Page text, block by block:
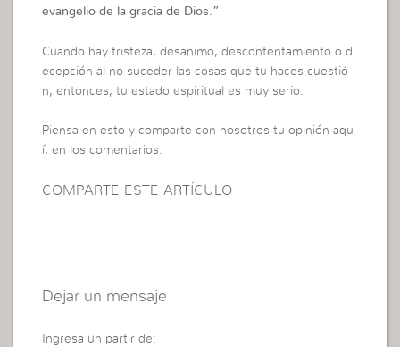
evangelio de la gracia de Dios.”
Cuando hay tristeza, desanimo, descontentamiento o d
ecepción al no suceder las cosas que tu haces cuestió
n, entonces, tu estado espiritual es muy serio.
Piensa en esto y comparte con nosotros tu opinión aqu
í, en los comentarios.
COMPARTE ESTE ARTÍCULO
Dejar un mensaje
Ingresa un partir de: